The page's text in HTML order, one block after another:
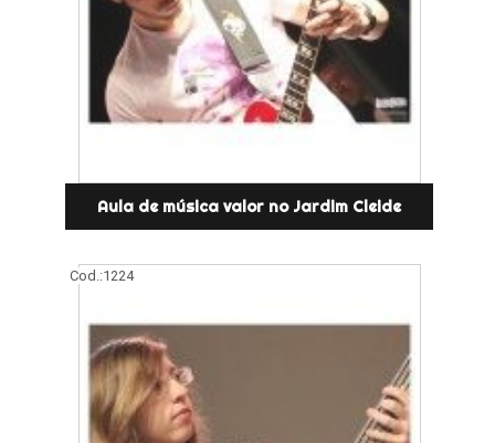
Aula de música valor no Jardim Cleide
Cod.:1224